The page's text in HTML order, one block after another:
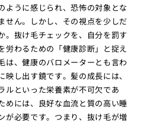
ように感じられ、恐怖の対象とな
せん。しかし、その視点を少しだ
。抜け毛チェックを、自分を罰す
労わるための「健康診断」と捉え
は、健康のバロメーターとも言わ
し出す鏡です。髪の成長には、
ルといった栄養素が不可欠であ
めには、良好な血流と質の高い睡
が必要です。つまり、抜け毛が増